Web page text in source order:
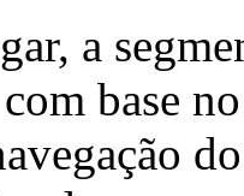
a
base